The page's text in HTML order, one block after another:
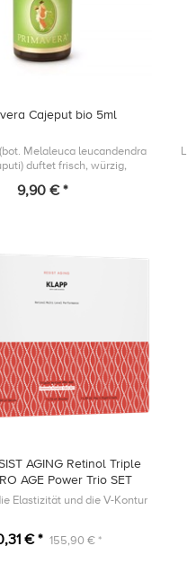
Cajeput bio 5ml
Melaleuca leucandendra
duftet frisch, würzig,
klärend und reinigend.
9,90 € *
AGING Retinol Triple
AGE Power Trio SET
Elastizität und die V-Kontur
€ * 155,90 € *